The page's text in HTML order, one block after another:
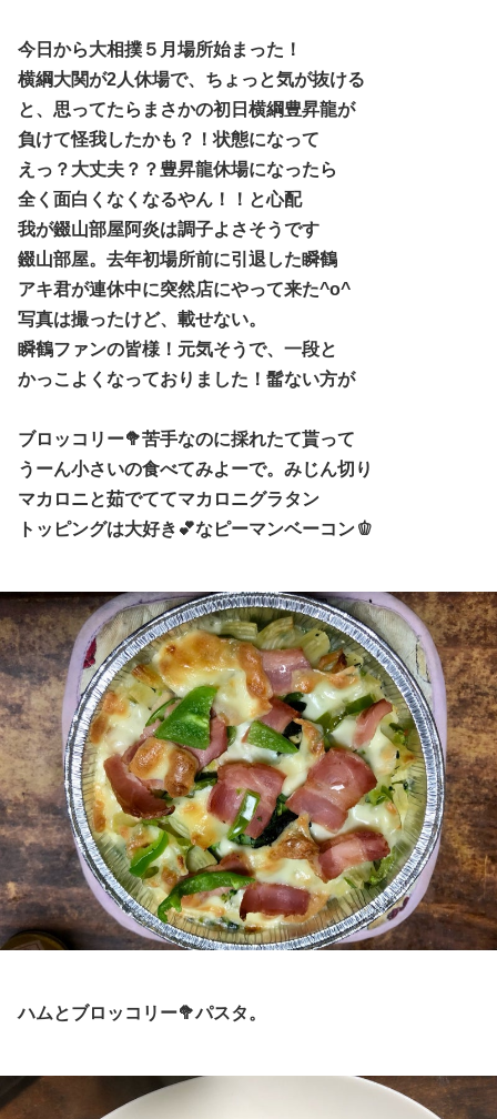
今日から大相撲５月場所始まった！
横綱大関が2人休場で、ちょっと気が抜ける
と、思ってたらまさかの初日横綱豊昇龍が
負けて怪我したかも？！状態になって
えっ？大丈夫？？豊昇龍休場になったら
全く面白くなくなるやん！！と心配
我が錣山部屋阿炎は調子よさそうです
錣山部屋。去年初場所前に引退した瞬鶴
アキ君が連休中に突然店にやって来た^o^
写真は撮ったけど、載せない。
瞬鶴ファンの皆様！ 元気そうで、一段と
かっこよくなっておりました！髷ない方が
ブロッコリー🥦苦手なのに採れたて貰って
うーん小さいの食べてみよーで。みじん切り
マカロニと茹でててマカロニグラタン
トッピングは大好き💕なピーマンベーコン🫑
ハムとブロッコリー🥦パスタ。